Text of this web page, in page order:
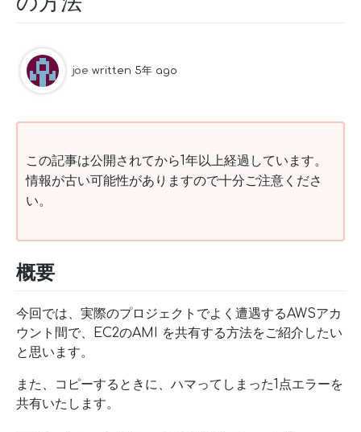
joe written 5年 ago
この記事は公開されてから1年以上経過しています。
情報が古い可能性がありますので十分ご注意くださ
い。
概要
今回では、実際のプロジェクトでよく遭遇するAWSアカ
ウント間で、EC2のAMI を共有する方法をご紹介したい
と思います。
また、コピーするときに、ハマってしまった1点エラーを
共有いたします。